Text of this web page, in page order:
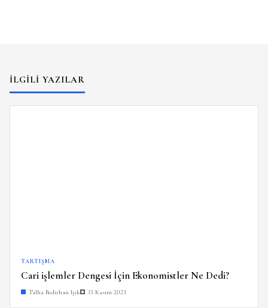
İLGILI YAZILAR
TARTIŞMA
Cari işlemler Dengesi İçin Ekonomistler Ne Dedi?
Talha Bedirhan Işık 15 Kasım 2023